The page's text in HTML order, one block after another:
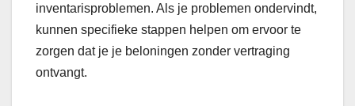
inventarisproblemen. Als je problemen ondervindt,
kunnen specifieke stappen helpen om ervoor te
zorgen dat je je beloningen zonder vertraging
ontvangt.